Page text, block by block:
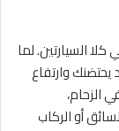
السيارتين. لما
يحتضنك وارتفاع
الزحام،
أو الركاب